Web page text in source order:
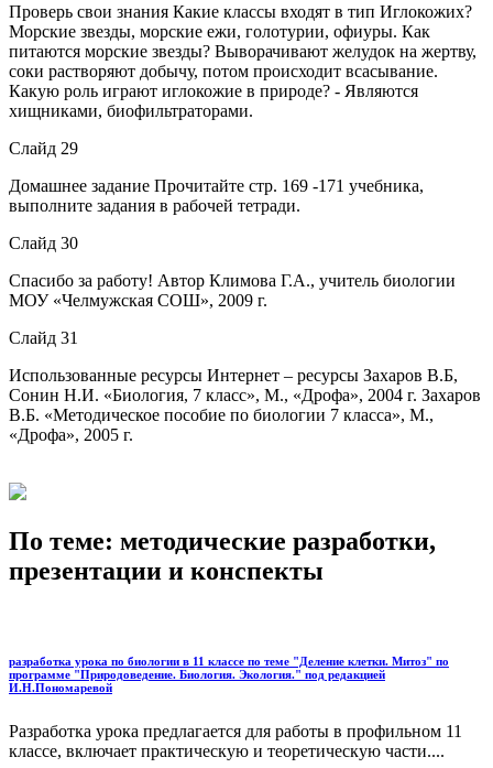
Проверь свои знания Какие классы входят в тип Иглокожих?
Морские звезды, морские ежи, голотурии, офиуры. Как
питаются морские звезды? Выворачивают желудок на жертву,
соки растворяют добычу, потом происходит всасывание.
Какую роль играют иглокожие в природе? - Являются
хищниками, биофильтраторами.
Слайд 29
Домашнее задание Прочитайте стр. 169 -171 учебника,
выполните задания в рабочей тетради.
Слайд 30
Спасибо за работу! Автор Климова Г.А., учитель биологии
МОУ «Челмужская СОШ», 2009 г.
Слайд 31
Использованные ресурсы Интернет – ресурсы Захаров В.Б,
Сонин Н.И. «Биология, 7 класс», М., «Дрофа», 2004 г. Захаров
В.Б. «Методическое пособие по биологии 7 класса», М.,
«Дрофа», 2005 г.
По теме: методические разработки,
презентации и конспекты
разработка урока по биологии в 11 классе по теме "Деление клетки. Митоз" по
программе "Природоведение. Биология. Экология." под редакцией
И.Н.Пономаревой
Разработка урока предлагается для работы в профильном 11
классе, включает практическую и теоретическую части....